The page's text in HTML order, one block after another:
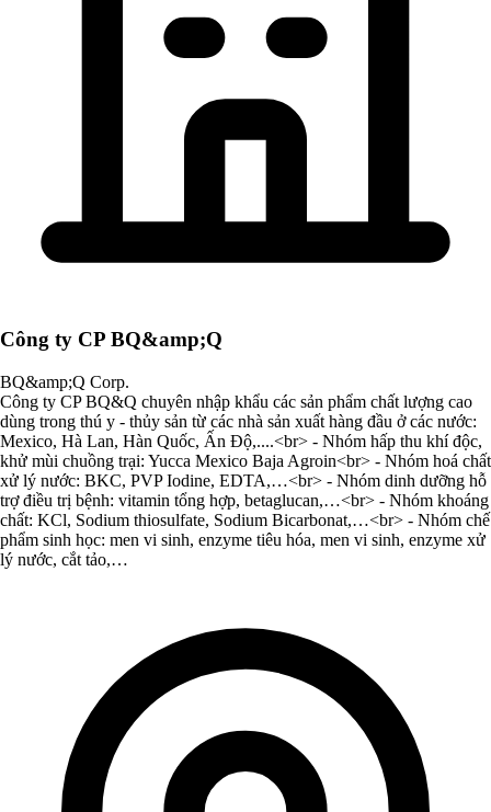
Công ty CP BQ&amp;Q
BQ&amp;Q Corp.
Công ty CP BQ&Q chuyên nhập khẩu các sản phẩm chất lượng cao
dùng trong thú y - thủy sản từ các nhà sản xuất hàng đầu ở các nước:
Mexico, Hà Lan, Hàn Quốc, Ấn Độ,....<br> - Nhóm hấp thu khí độc,
khử mùi chuồng trại: Yucca Mexico Baja Agroin<br> - Nhóm hoá chất
xử lý nước: BKC, PVP Iodine, EDTA,…<br> - Nhóm dinh dưỡng hỗ
trợ điều trị bệnh: vitamin tổng hợp, betaglucan,…<br> - Nhóm khoáng
chất: KCl, Sodium thiosulfate, Sodium Bicarbonat,…<br> - Nhóm chế
phẩm sinh học: men vi sinh, enzyme tiêu hóa, men vi sinh, enzyme xử
lý nước, cắt tảo,…